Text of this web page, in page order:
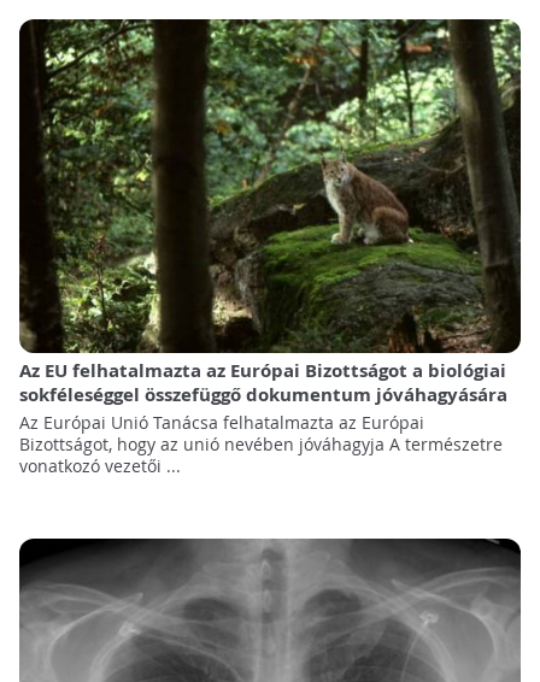
Az EU felhatalmazta az Európai Bizottságot a biológiai
sokféleséggel összefüggő dokumentum jóváhagyására
Az Európai Unió Tanácsa felhatalmazta az Európai
Bizottságot, hogy az unió nevében jóváhagyja A természetre
vonatkozó vezetői ...